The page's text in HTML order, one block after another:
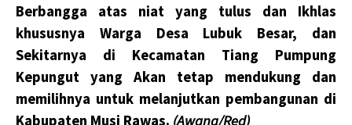
Berbangga atas niat yang tulus dan Ikhlas
khususnya Warga Desa Lubuk Besar, dan
Sekitarnya di Kecamatan Tiang Pumpung
Kepungut yang Akan tetap mendukung dan
memilihnya untuk melanjutkan pembangunan di
Kabupaten Musi Rawas. (Awang/Red)